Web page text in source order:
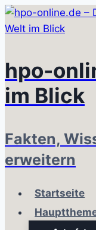
Zum
Inhalt
hpo-
im Blick
Fakten,
erweitern
Startseite